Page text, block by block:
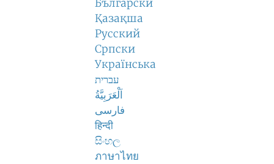
Български
Қазақша
Русский
Српски
Українська
עברית
اَلْعَرَبِيَّةُ
فارسی
हिन्दी
සිංහල
ภาษาไทย